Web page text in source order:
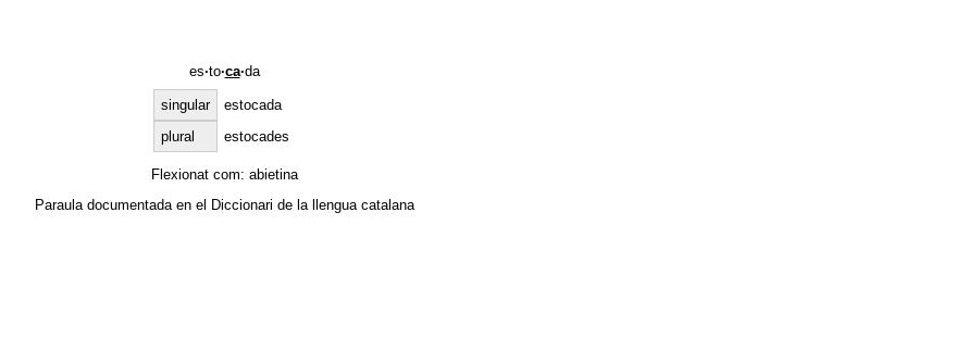
es·to·ca·da
singular
estocada
plural
estocades
Flexionat com: abietina
Paraula documentada en el Diccionari de la llengua catalana